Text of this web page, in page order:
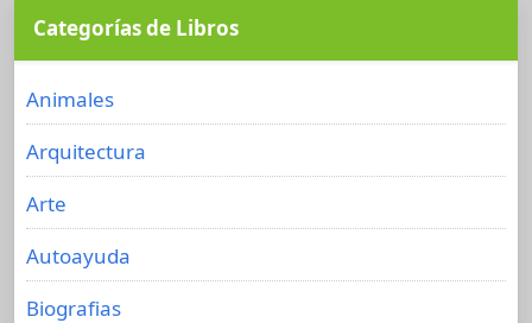
Categorías de Libros
Animales
Arquitectura
Arte
Autoayuda
Biografias